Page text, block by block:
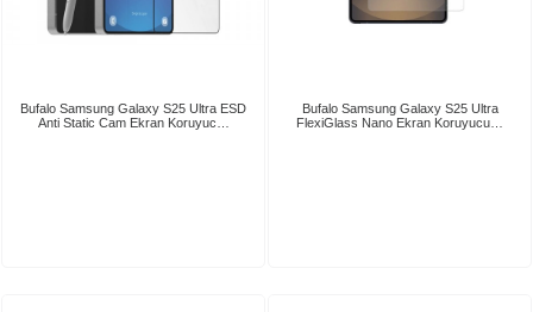
Bufalo Samsung Galaxy S25 Ultra ESD
Anti Static Cam Ekran Koruyuc…
Bufalo Samsung Galaxy S25 Ultra
FlexiGlass Nano Ekran Koruyucu…